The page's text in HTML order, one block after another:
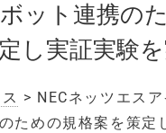
ット連携の
し実証実験
> NECネッツエス
ための規格案を策定